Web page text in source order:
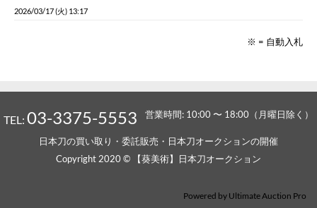
2026/03/17 (火) 13:17
※ = 自動入札
TEL:03-3375-5553 営業時間: 10:00 〜 18:00（月曜日除く）
日本刀の買い取り・委託販売・日本刀オークションの開催
Copyright 2020 © 【葵美術】日本刀オークション
Powered by Ultimate Auction Pro